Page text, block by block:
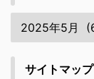
サイトマップ